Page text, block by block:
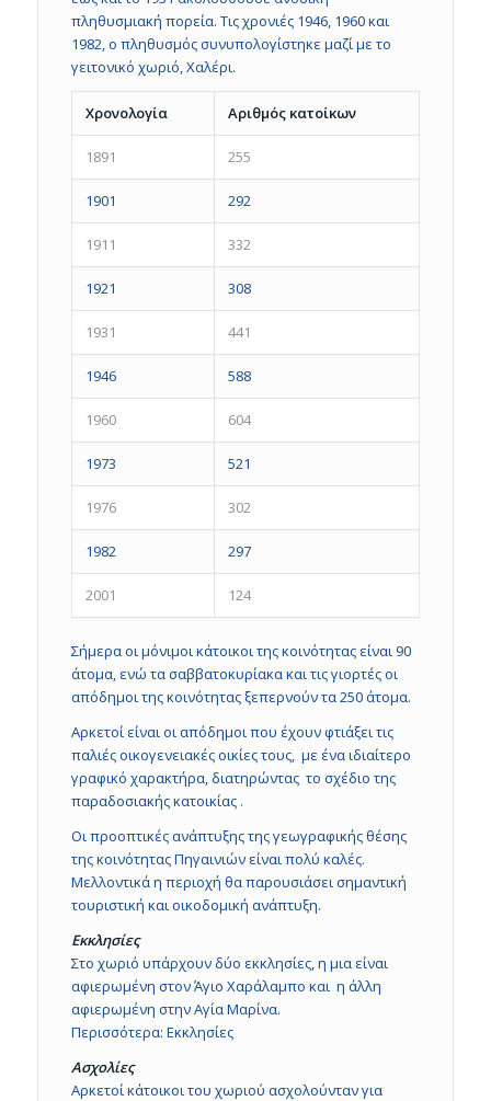
πληθυσμιακή πορεία. Τις χρονιές 1946, 1960 και
1982, ο πληθυσμός συνυπολογίστηκε μαζί με το
γειτονικό χωριό, Χαλέρι.
Χρονολογία Αριθμός κατοίκων
1891 255
1901 292
1911 332
1921 308
1931 441
1946 588
1960 604
1973 521
1976 302
1982 297
2001 124
Σήμερα οι μόνιμοι κάτοικοι της κοινότητας είναι 90
άτομα, ενώ τα σαββατοκυρίακα και τις γιορτές οι
απόδημοι της κοινότητας ξεπερνούν τα 250 άτομα.
Αρκετοί είναι οι απόδημοι που έχουν φτιάξει τις
παλιές οικογενειακές οικίες τους, με ένα ιδιαίτερο
γραφικό χαρακτήρα, διατηρώντας το σχέδιο της
παραδοσιακής κατοικίας .
Οι προοπτικές ανάπτυξης της γεωγραφικής θέσης
της κοινότητας Πηγαινιών είναι πολύ καλές.
Μελλοντικά η περιοχή θα παρουσιάσει σημαντική
τουριστική και οικοδομική ανάπτυξη.
Εκκλησίες
Στο χωριό υπάρχουν δύο εκκλησίες, η μια είναι
αφιερωμένη στον Άγιο Χαράλαμπο και η άλλη
αφιερωμένη στην Αγία Μαρίνα.
Περισσότερα: Εκκλησίες
Ασχολίες
Αρκετοί κάτοικοι του χωριού ασχολούνταν για